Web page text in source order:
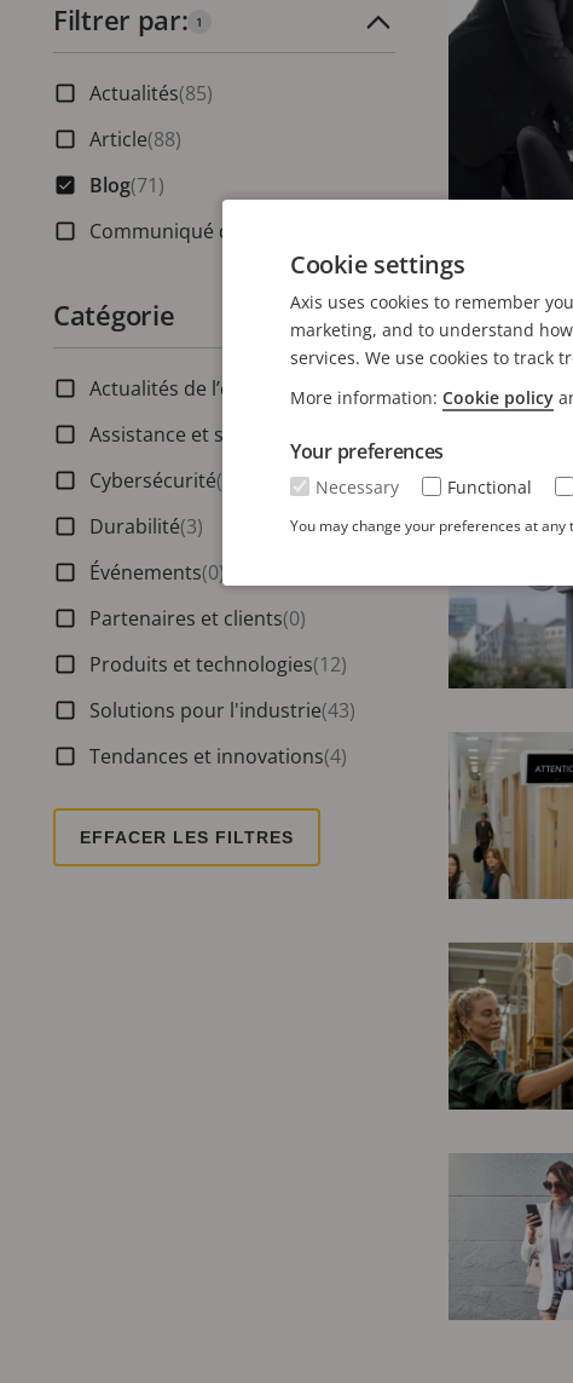
Filtrer par: Nombre de filtres actifs :
1
Actualités(85)
Article(88)
Blog(71)
Communiqué de presse
Catégorie
Nombre de filtres actifs :
Actualités de l’entreprise(0)
Assistance et services
Cybersécurité(5)
Durabilité(3)
Événements(0)
Partenaires et clients(0)
Produits et technologies(12)
Solutions pour l'industrie(43)
Tendances et innovations(4)
3 JUILLET 2026
Cookie settings
Axis uses cookies to remember
marketing, and to understand
services. We use cookies to track
More information: Cookie policy
Your preferences
Necessary Functional
You may change your preferences at